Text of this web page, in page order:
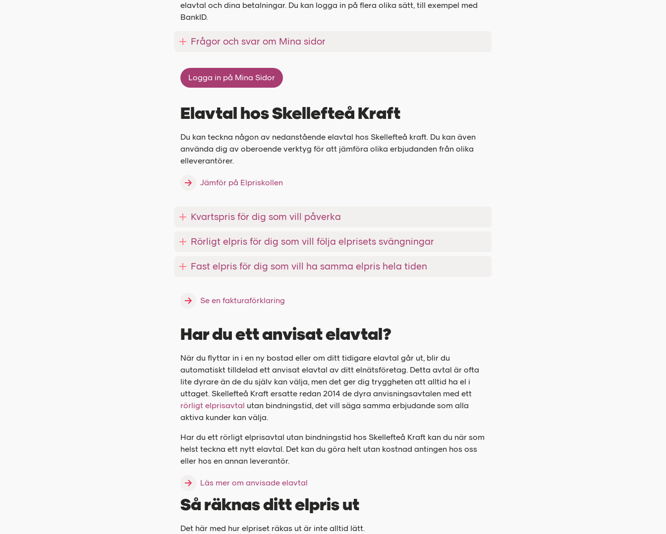
elavtal och dina betalningar. Du kan logga in på flera olika sätt, till exempel med
BankID.
Frågor och svar om Mina sidor
Logga in på Mina Sidor
Elavtal hos Skellefteå Kraft
Du kan teckna någon av nedanstående elavtal hos Skellefteå kraft. Du kan även
använda dig av oberoende verktyg för att jämföra olika erbjudanden från olika
elleverantörer.
Jämför på Elpriskollen
Kvartspris för dig som vill påverka
Rörligt elpris för dig som vill följa elprisets svängningar
Fast elpris för dig som vill ha samma elpris hela tiden
Se en fakturaförklaring
Har du ett anvisat elavtal?
När du flyttar in i en ny bostad eller om ditt tidigare elavtal går ut, blir du
automatiskt tilldelad ett anvisat elavtal av ditt elnätsföretag. Detta avtal är ofta
lite dyrare än de du själv kan välja, men det ger dig tryggheten att alltid ha el i
uttaget. Skellefteå Kraft ersatte redan 2014 de dyra anvisningsavtalen med ett
rörligt elprisavtal utan bindningstid, det vill säga samma erbjudande som alla
aktiva kunder kan välja.
Har du ett rörligt elprisavtal utan bindningstid hos Skellefteå Kraft kan du när som
helst teckna ett nytt elavtal. Det kan du göra helt utan kostnad antingen hos oss
eller hos en annan leverantör.
Läs mer om anvisade elavtal
Så räknas ditt elpris ut
Det här med hur elpriset räkas ut är inte alltid lätt.